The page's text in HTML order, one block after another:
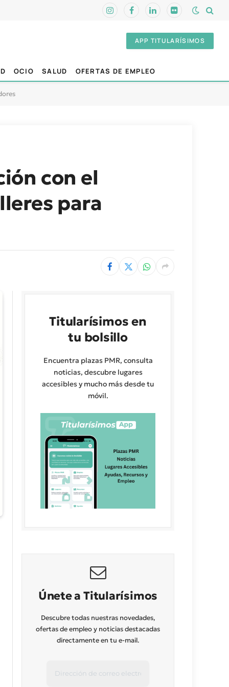
InstagramFacebookLinkedInFlickr
APP TITULARÍSIMOS
OCIO SALUD OFERTAS DE EMPLEO
con el
para
Titularísimos en
tu bolsillo
Encuentra plazas PMR, consulta
noticias, descubre lugares
accesibles y mucho más desde tu
móvil.
Únete a Titularísimos
Descubre todas nuestras novedades,
ofertas de empleo y noticias destacadas
directamente en tu e-mail.